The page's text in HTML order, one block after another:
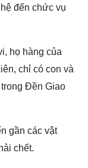
đến chức vụ
họ hàng của
chỉ có con và
Đền Giao
gần các vật
chết.